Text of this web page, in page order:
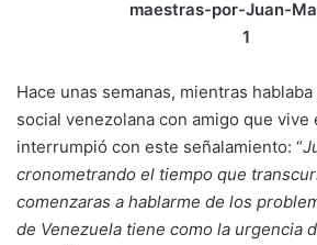
1
Hace unas semanas, mientras
social venezolana con amigo que vive
interrumpió con este señalamiento: “
cronometrando el tiempo que
comenzaras a hablarme de los
de Venezuela tiene como la urgencia